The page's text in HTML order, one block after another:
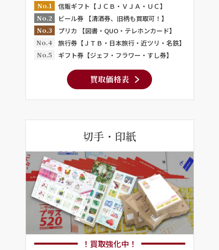
No.1
信販ギフト【ＪＣＢ・ＶＪＡ・ＵＣ】
No.2
ビール券 【清酒券、旧柄も買取可！】
No.3
プリカ 【図書・QUO・テレホンカード】
No.4
旅行券【ＪＴＢ・日本旅行・近ツリ・名鉄】
No.5
ギフト券【ジェフ・フラワー・すし券】
買取価格表
切手・印紙
！買取強化中！